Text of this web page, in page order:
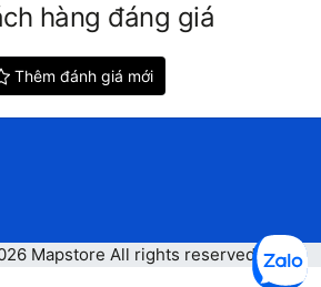
hàng đáng giá
Thêm đánh giá mới
Mapstore All rights reserved.